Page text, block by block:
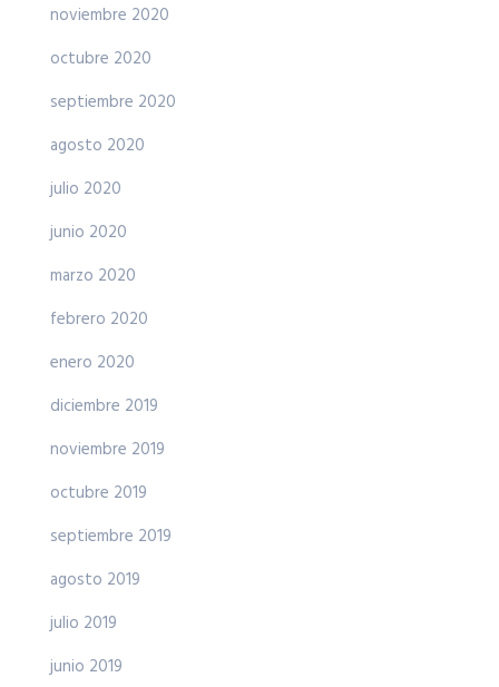
noviembre 2020
octubre 2020
septiembre 2020
agosto 2020
julio 2020
junio 2020
marzo 2020
febrero 2020
enero 2020
diciembre 2019
noviembre 2019
octubre 2019
septiembre 2019
agosto 2019
julio 2019
junio 2019